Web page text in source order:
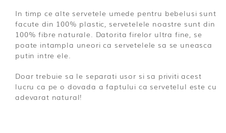
In timp ce alte servetele umede pentru bebelusi sunt
facute din 100% plastic, servetelele noastre sunt din
100% fibre naturale. Datorita firelor ultra fine, se
poate intampla uneori ca servetelele sa se uneasca
putin intre ele.
Doar trebuie sa le separati usor si sa priviti acest
lucru ca pe o dovada a faptului ca servetelul este cu
adevarat natural!